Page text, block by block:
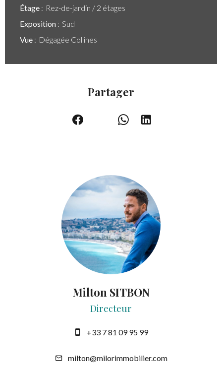
Étage
Rez-de-jardin / 2 étages
Exposition
Sud
Vue
Dégagée Collines
Partager
Milton SITBON
Directeur
+33 7 81 09 95 99
milton@milorimmobilier.com